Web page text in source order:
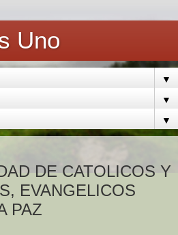
Uno
▼
▼
▼
DE CATOLICOS Y
EVANGELICOS
PAZ